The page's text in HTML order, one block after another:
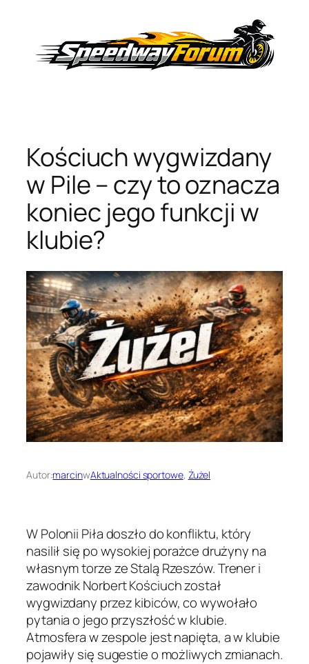
Kościuch wygwizdany
w Pile – czy to oznacza
koniec jego funkcji w
klubie?
Autor:marcinwAktualności sportowe, Żużel
W Polonii Piła doszło do konfliktu, który
nasilił się po wysokiej porażce drużyny na
własnym torze ze Stalą Rzeszów. Trener i
zawodnik Norbert Kościuch został
wygwizdany przez kibiców, co wywołało
pytania o jego przyszłość w klubie.
Atmosfera w zespole jest napięta, a w klubie
pojawiły się sugestie o możliwych zmianach.